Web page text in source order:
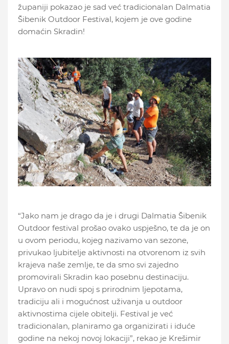
županiji pokazao je sad već tradicionalan Dalmatia
Šibenik Outdoor Festival, kojem je ove godine
domaćin Skradin!
“Jako nam je drago da je i drugi Dalmatia Šibenik
Outdoor festival prošao ovako uspješno, te da je on
u ovom periodu, kojeg nazivamo van sezone,
privukao ljubitelje aktivnosti na otvorenom iz svih
krajeva naše zemlje, te da smo svi zajedno
promovirali Skradin kao posebnu destinaciju.
Upravo on nudi spoj s prirodnim ljepotama,
tradiciju ali i mogućnost uživanja u outdoor
aktivnostima cijele obitelji. Festival je već
tradicionalan, planiramo ga organizirati i iduće
godine na nekoj novoj lokaciji”, rekao je Krešimir